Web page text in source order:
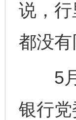
说，
都没有
5月7
银行